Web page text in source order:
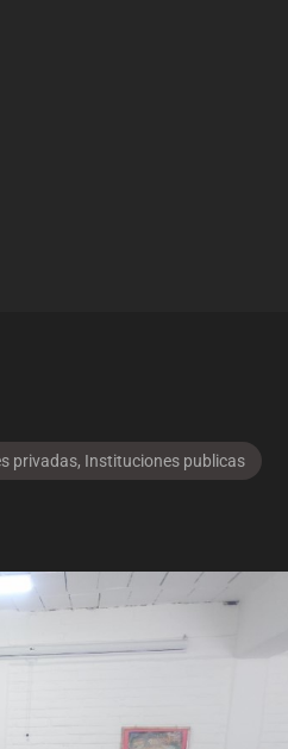
privadas, Instituciones publicas